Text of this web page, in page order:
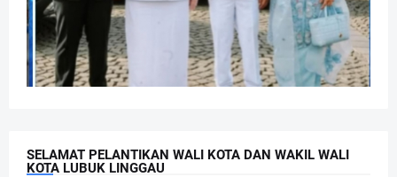
SELAMAT PELANTIKAN WALI KOTA DAN WAKIL WALI
KOTA LUBUK LINGGAU